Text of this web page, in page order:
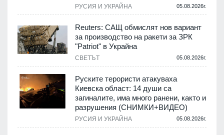
РУСИЯ И УКРАЙНА 05.08.2026г.
Reuters: САЩ обмислят нов вариант
за производство на ракети за ЗРК
"Patriot" в Украйна
СВЕТЪТ 05.08.2026г.
Руските терористи атакуваха
Киевска област: 14 души са
загиналите, има много ранени, както и
разрушения (СНИМКИ+ВИДЕО)
РУСИЯ И УКРАЙНА 05.08.2026г.